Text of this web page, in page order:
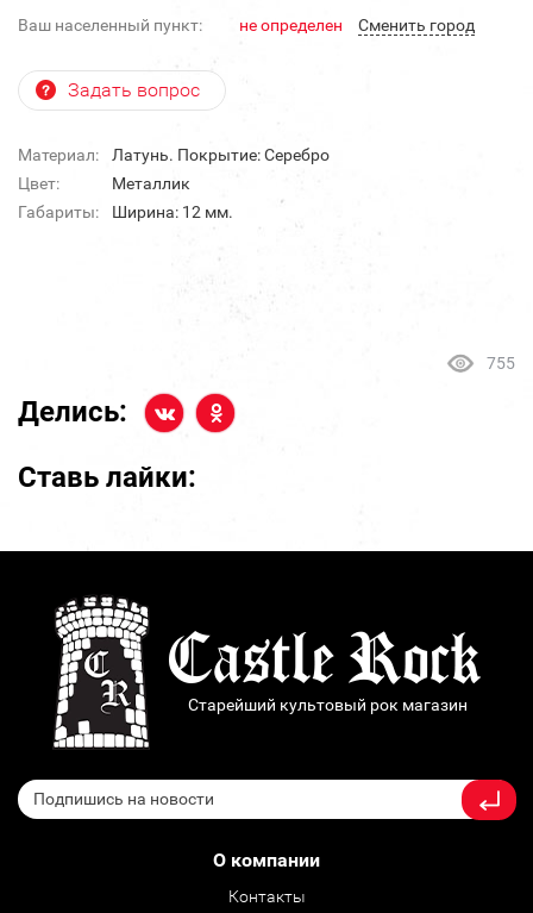
Ваш населенный пункт: не определен Cменить город
Задать вопрос
Материал:
Латунь. Покрытие: Серебро
Цвет:
Металлик
Габариты:
Ширина: 12 мм.
755
Делись:
Ставь лайки:
Старейший культовый рок магазин
О компании
Контакты